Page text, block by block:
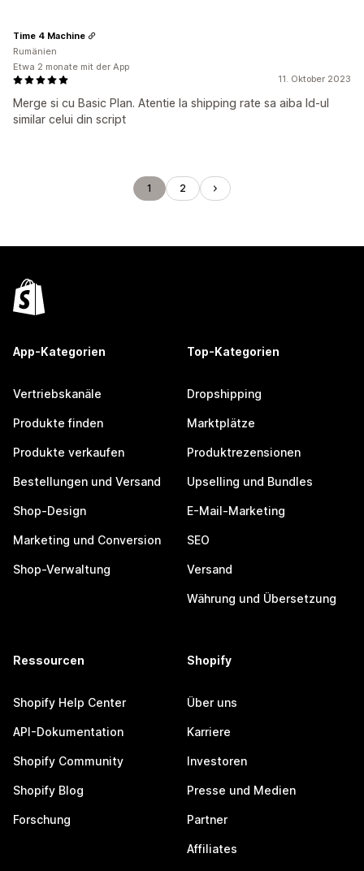
11. Oktober 2023
Merge si cu Basic Plan. Atentie la shipping rate sa aiba Id-ul
similar celui din script
Time 4 Machine
Rumänien
Etwa 2 monate mit der App
1 2
App-Kategorien
Vertriebskanäle
Produkte finden
Produkte verkaufen
Bestellungen und Versand
Shop-Design
Marketing und Conversion
Shop-Verwaltung
Top-Kategorien
Dropshipping
Marktplätze
Produktrezensionen
Upselling und Bundles
E-Mail-Marketing
SEO
Versand
Währung und Übersetzung
Ressourcen
Shopify Help Center
API-Dokumentation
Shopify Community
Shopify Blog
Forschung
Shopify
Über uns
Karriere
Investoren
Presse und Medien
Partner
Affiliates